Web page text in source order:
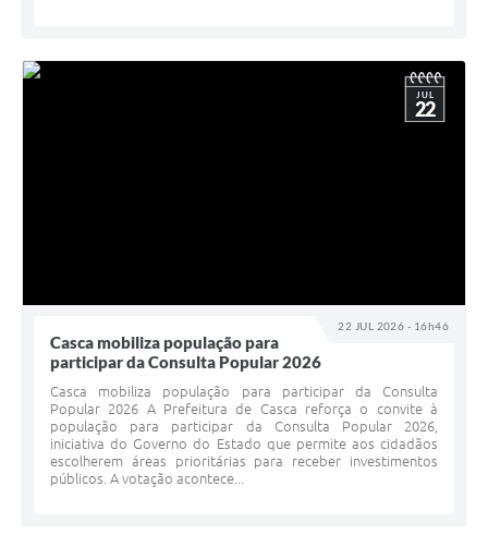
22 JUL 2026 - 16h46
JUL
22
Casca mobiliza população para
participar da Consulta Popular 2026
Casca mobiliza população para participar da Consulta
Popular 2026 A Prefeitura de Casca reforça o convite à
população para participar da Consulta Popular 2026,
iniciativa do Governo do Estado que permite aos cidadãos
escolherem áreas prioritárias para receber investimentos
públicos. A votação acontece...